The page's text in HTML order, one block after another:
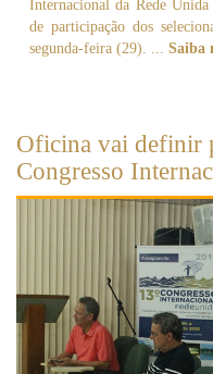
Internacional da Rede
de participação dos
segunda-feira (29).
Saiba
Oficina vai definir
Congresso